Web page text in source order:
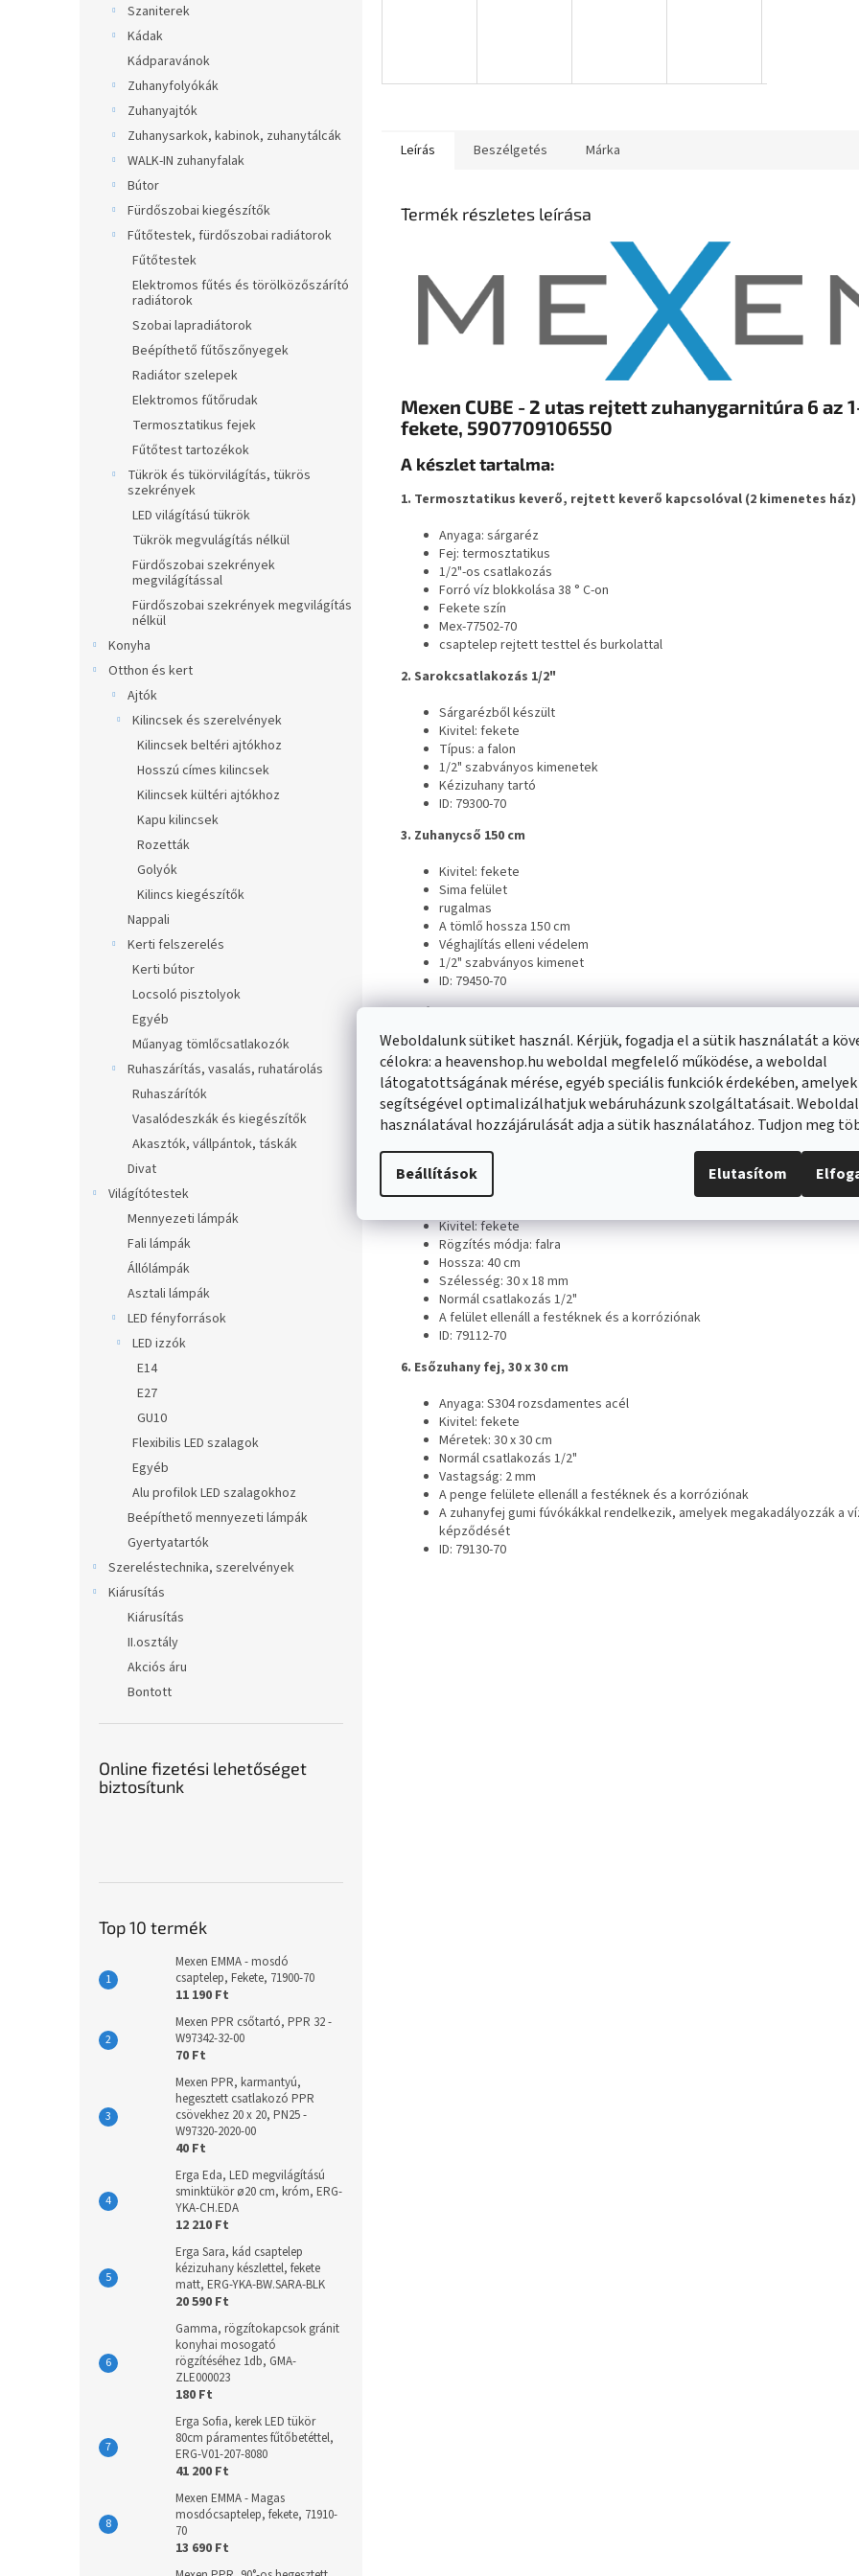
Weboldalunk sütiket használ. Kérjük, fogadja el a sütik használatát a
célokra: a heavenshop.hu weboldal megfelelő működése, a weboldal
látogatottságának mérése, egyéb speciális funkciók érdekében, amelyek
segítségével optimalizálhatjuk webáruházunk szolgáltatásait.
használatával hozzájárulását adja a sütik használatához. Tudjon meg
Beállítások Elutasítom
Szaniterek
Kádak
Kádparavánok
Zuhanyfolyókák
Zuhanyajtók
Zuhanysarkok, kabinok, zuhanytálcák
WALK-IN zuhanyfalak
Bútor
Fürdőszobai kiegészítők
Fűtőtestek, fürdőszobai radiátorok
Fűtőtestek
Elektromos fűtés és törölközőszárító
radiátorok
Szobai lapradiátorok
Beépíthető fűtőszőnyegek
Radiátor szelepek
Elektromos fűtőrudak
Termosztatikus fejek
Fűtőtest tartozékok
Tükrök és tükörvilágítás, tükrös
szekrények
LED világítású tükrök
Tükrök megvulágítás nélkül
Fürdőszobai szekrények
megvilágítással
Fürdőszobai szekrények megvilágítás
nélkül
Konyha
Otthon és kert
Ajtók
Kilincsek és szerelvények
Kilincsek beltéri ajtókhoz
Hosszú címes kilincsek
Kilincsek kültéri ajtókhoz
Kapu kilincsek
Rozetták
Golyók
Kilincs kiegészítők
Nappali
Kerti felszerelés
Kerti bútor
Locsoló pisztolyok
Egyéb
Műanyag tömlőcsatlakozók
Ruhaszárítás, vasalás, ruhatárolás
Ruhaszárítók
Vasalódeszkák és kiegészítők
Akasztók, vállpántok, táskák
Divat
Világítótestek
Mennyezeti lámpák
Fali lámpák
Állólámpák
Asztali lámpák
LED fényforrások
LED izzók
E14
E27
GU10
Flexibilis LED szalagok
Egyéb
Alu profilok LED szalagokhoz
Beépíthető mennyezeti lámpák
Gyertyatartók
Szereléstechnika, szerelvények
Kiárusítás
Kiárusítás
II.osztály
Akciós áru
Bontott
Online fizetési lehetőséget
biztosítunk
Top 10 termék
Mexen EMMA - mosdó
csaptelep, Fekete, 71900-70
11 190 Ft
Mexen PPR csőtartó, PPR 32 -
W97342-32-00
70 Ft
Mexen PPR, karmantyú,
hegesztett csatlakozó PPR
csövekhez 20 x 20, PN25 -
W97320-2020-00
40 Ft
Erga Eda, LED megvilágítású
sminktükör ø20 cm, króm, ERG-
YKA-CH.EDA
12 210 Ft
Erga Sara, kád csaptelep
kézizuhany készlettel, fekete
matt, ERG-YKA-BW.SARA-BLK
20 590 Ft
Gamma, rögzítokapcsok gránit
konyhai mosogató
rögzítéséhez 1db, GMA-
ZLE000023
180 Ft
Erga Sofia, kerek LED tükör
80cm páramentes fűtőbetéttel,
ERG-V01-207-8080
41 200 Ft
Mexen EMMA - Magas
mosdócsaptelep, fekete, 71910-
70
13 690 Ft
Leírás Beszélgetés Márka
Termék részletes leírása
Mexen CUBE - 2 utas rejtett zuhanygarnitúra 6 az
fekete, 5907709106550
A készlet tartalma:
1. Termosztatikus keverő, rejtett keverő kapcsolóval (2 kimenetes ház)
Anyaga: sárgaréz
Fej: termosztatikus
1/2"-os csatlakozás
Forró víz blokkolása 38 ° C-on
Fekete szín
Mex-77502-70
csaptelep rejtett testtel és burkolattal
2. Sarokcsatlakozás 1/2"
Sárgarézből készült
Kivitel: fekete
Típus: a falon
1/2" szabványos kimenetek
Kézizuhany tartó
ID: 79300-70
3. Zuhanycső 150 cm
Kivitel: fekete
Sima felület
rugalmas
A tömlő hossza 150 cm
Véghajlítás elleni védelem
1/2" szabványos kimenet
ID: 79450-70
4. Kézi zuhany
Sárgarézből készült
Kivitel: fekete
Típus: zuhany
Forma: téglalap alakú
Csatlakozás: standard 1/2"
5. Fali kar 40 cm
Kivitel: fekete
Rögzítés módja: falra
Hossza: 40 cm
Szélesség: 30 x 18 mm
Normál csatlakozás 1/2"
A felület ellenáll a festéknek és a korróziónak
ID: 79112-70
6. Esőzuhany fej, 30 x 30 cm
Anyaga: S304 rozsdamentes acél
Kivitel: fekete
Méretek: 30 x 30 cm
Normál csatlakozás 1/2"
Vastagság: 2 mm
A penge felülete ellenáll a festéknek és a korróziónak
A zuhanyfej gumi fúvókákkal rendelkezik, amelyek megakadályozzák a
képződését
ID: 79130-70